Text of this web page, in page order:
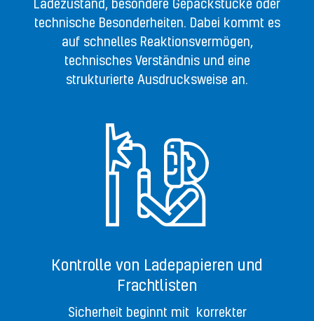
technische Besonderheiten. Dabei kommt es
auf schnelles Reaktionsvermögen,
technisches Verständnis und eine
strukturierte Ausdrucksweise an.
Kontrolle von Ladepapieren und
Frachtlisten
Sicherheit beginnt mit korrekter